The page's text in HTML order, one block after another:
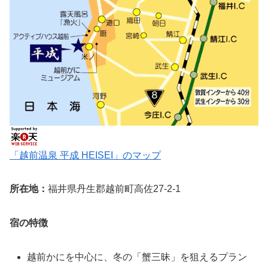
「越前温泉 平成 HEISEI」のマップ
所在地： 福井県丹生郡越前町高佐27-2-1
宿の特徴
越前かにを中心に、冬の「蟹三昧」を狙えるプラン